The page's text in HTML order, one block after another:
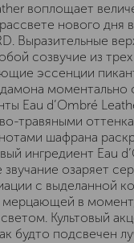
воплощает
нового дня
Выразительные
созвучие из
эссенции
моментально
Eau d’Ombré
травяными
шафрана
ингредиент Eau
озаряет
с выделанной
мерцающей в момент,
Культовый
будто подсвечен